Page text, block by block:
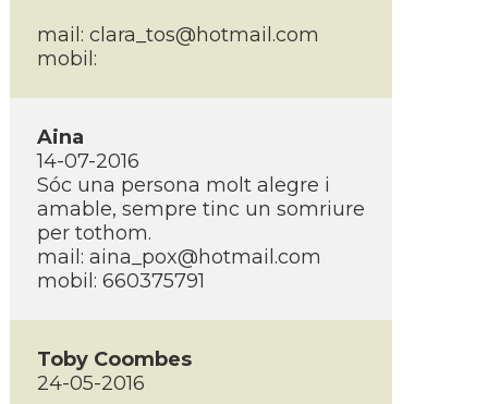
mail: clara_tos@hotmail.com
mobil:
Aina
14-07-2016
Sóc una persona molt alegre i
amable, sempre tinc un somriure
per tothom.
mail: aina_pox@hotmail.com
mobil: 660375791
Toby Coombes
24-05-2016